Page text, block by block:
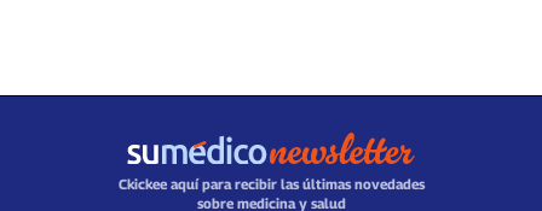
Ckickee aquí para recibir las últimas novedades
sobre medicina y salud